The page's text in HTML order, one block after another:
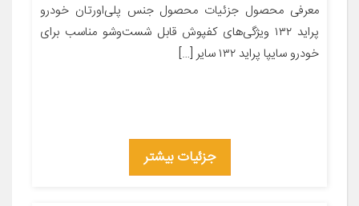
معرفی محصول جزئیات محصول جنس پلی‌اورتان خودرو
پراید ۱۳۲ ویژگی‌های کفپوش قابل شست‌وشو مناسب برای
خودرو سایپا پراید ۱۳۲ سایر […]
جزئیات بیشتر